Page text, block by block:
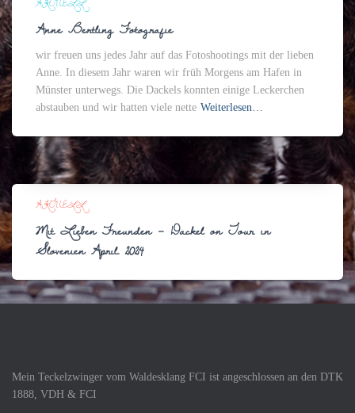
AKTUELL
Anne Bertling Fotografie
wir freuen uns jedes Jahr auf das Fotoshootings mit der lieben
Anne. In diesem Jahr waren wir früh Morgens am Hafen in
Münster unterwegs. Die Dackels konnten einige Leckerchen
abstauben und wir hatten viele nette Weiterlesen…
AKTUELL
Mit Lieben Freunden – Dackel on Tour in
Slovenien April. 2024
Mein Teckelzwinger vom Waldesklang FCI ist angeschlossen an den DTK
1888, VDH & FCI